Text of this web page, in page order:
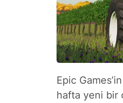
Epic
hafta yeni bir